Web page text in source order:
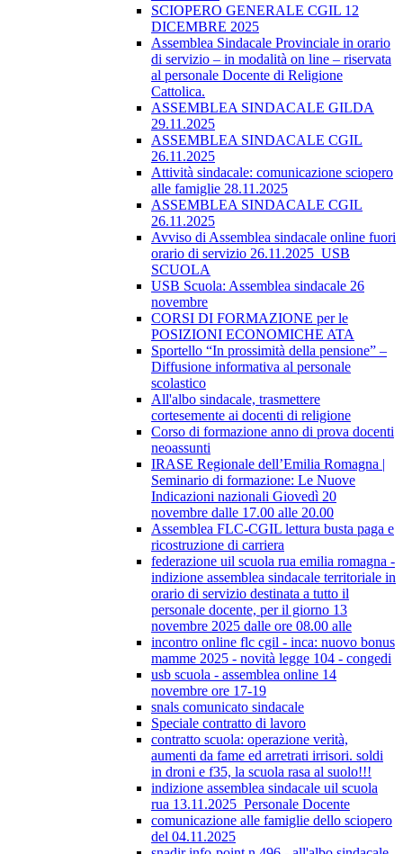
SCIOPERO GENERALE CGIL 12
DICEMBRE 2025
Assemblea Sindacale Provinciale in orario
di servizio – in modalità on line – riservata
al personale Docente di Religione
Cattolica.
ASSEMBLEA SINDACALE GILDA
29.11.2025
ASSEMBLEA SINDACALE CGIL
26.11.2025
Attività sindacale: comunicazione sciopero
alle famiglie 28.11.2025
ASSEMBLEA SINDACALE CGIL
26.11.2025
Avviso di Assemblea sindacale online fuori
orario di servizio 26.11.2025_USB
SCUOLA
USB Scuola: Assemblea sindacale 26
novembre
CORSI DI FORMAZIONE per le
POSIZIONI ECONOMICHE ATA
Sportello “In prossimità della pensione” –
Diffusione informativa al personale
scolastico
All'albo sindacale, trasmettere
cortesemente ai docenti di religione
Corso di formazione anno di prova docenti
neoassunti
IRASE Regionale dell’Emilia Romagna |
Seminario di formazione: Le Nuove
Indicazioni nazionali Giovedì 20
novembre dalle 17.00 alle 20.00
Assemblea FLC-CGIL lettura busta paga e
ricostruzione di carriera
federazione uil scuola rua emilia romagna -
indizione assemblea sindacale territoriale in
orario di servizio destinata a tutto il
personale docente, per il giorno 13
novembre 2025 dalle ore 08.00 alle
incontro online flc cgil - inca: nuovo bonus
mamme 2025 - novità legge 104 - congedi
usb scuola - assemblea online 14
novembre ore 17-19
snals comunicato sindacale
Speciale contratto di lavoro
contratto scuola: operazione verità,
aumenti da fame ed arretrati irrisori. soldi
in droni e f35, la scuola rasa al suolo!!!
indizione assemblea sindacale uil scuola
rua 13.11.2025_Personale Docente
comunicazione alle famiglie dello sciopero
del 04.11.2025